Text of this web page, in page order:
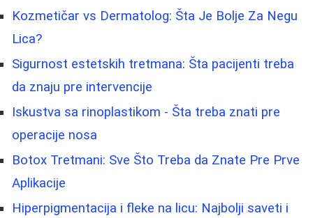
Kozmetičar vs Dermatolog: Šta Je Bolje Za Negu
Lica?
Sigurnost estetskih tretmana: Šta pacijenti treba
da znaju pre intervencije
Iskustva sa rinoplastikom - Šta treba znati pre
operacije nosa
Botox Tretmani: Sve Što Treba da Znate Pre Prve
Aplikacije
Hiperpigmentacija i fleke na licu: Najbolji saveti i